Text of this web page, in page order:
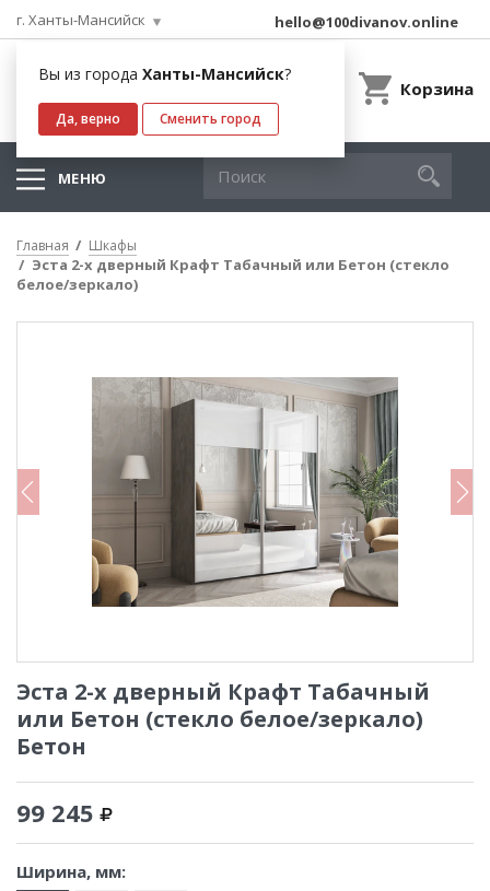
г. Ханты-Мансийск
Вы из города Ханты-Мансийск?
Да, верно Сменить город
hello@100divanov.online
Корзина
МЕНЮ
Главная Шкафы
Эста 2-х дверный Крафт Табачный или Бетон (стекло
белое/зеркало)
Эста 2-х дверный Крафт Табачный
или Бетон (стекло белое/зеркало)
Бетон
99 245
Ширина, мм: